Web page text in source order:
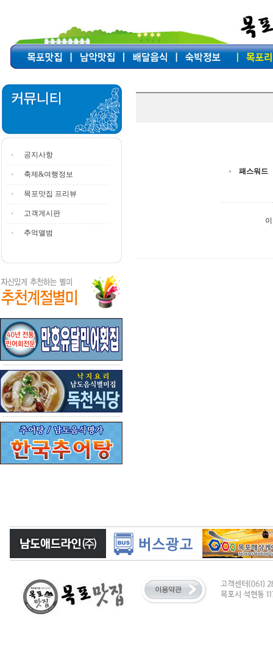
공지사항
축제&여행정보
목포맛집 프리뷰
고객게시판
추억앨범
패스워드